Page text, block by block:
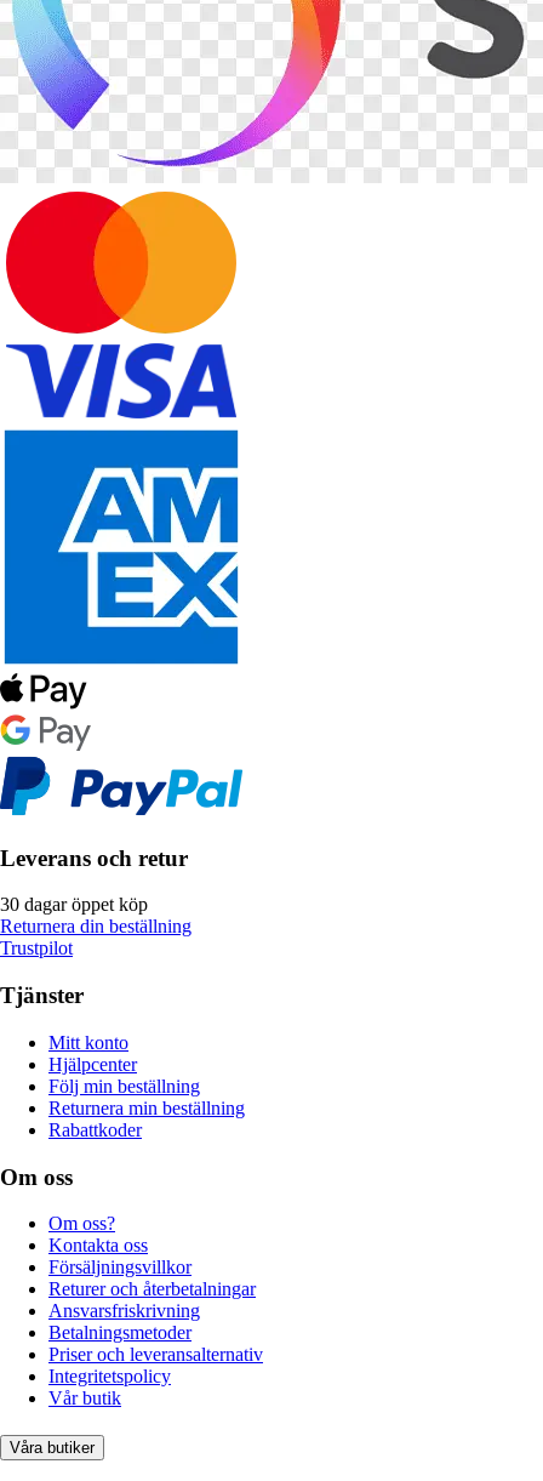
Leverans och retur
30 dagar öppet köp
Returnera din beställning
Trustpilot
Tjänster
Mitt konto
Hjälpcenter
Följ min beställning
Returnera min beställning
Rabattkoder
Om oss
Om oss?
Kontakta oss
Försäljningsvillkor
Returer och återbetalningar
Ansvarsfriskrivning
Betalningsmetoder
Priser och leveransalternativ
Integritetspolicy
Vår butik
Våra butiker